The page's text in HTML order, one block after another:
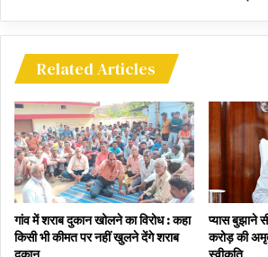
Related Articles
गांव में शराब दुकान खोलने का विरोध : कहा
किसी भी कीमत पर नहीं खुलने देंगे शराब
प्यास बुझाने
करोड़ की